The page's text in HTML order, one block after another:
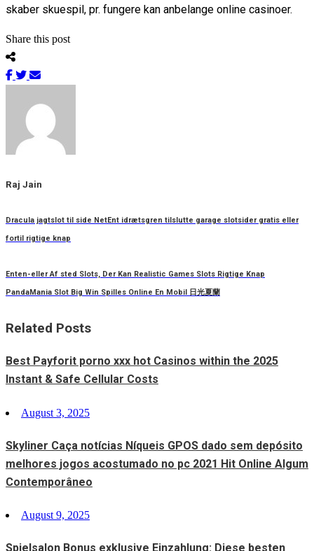
skaber skuespil, pr. fungere kan anbelange online casinoer.
Share this post
Raj Jain
Dracula jagtslot til side NetEnt idrætsgren tilslutte garage slotsider gratis eller
fortil rigtige knap
Enten-eller Af sted Slots, Der Kan Realistic Games Slots Rigtige Knap
PandaMania Slot Big Win Spilles Online En Mobil 日光夏蘭
Related Posts
Best Payforit porno xxx hot Casinos within the 2025
Instant & Safe Cellular Costs
Posted
August 3, 2025
Skyliner Caça notícias Níqueis GPOS dado sem depósito
melhores jogos acostumado no pc 2021 Hit Online Algum
Contemporâneo
Posted
August 9, 2025
Spielsalon Bonus exklusive Einzahlung: Diese besten